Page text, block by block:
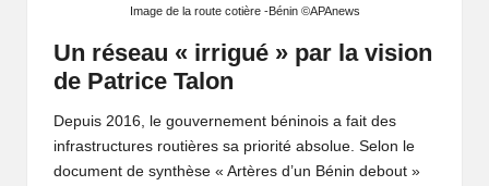
Image de la route cotière -Bénin ©APAnews
Un réseau « irrigué » par la vision
de Patrice Talon
Depuis 2016, le gouvernement béninois a fait des
infrastructures routières sa priorité absolue. Selon le
document de synthèse « Artères d’un Bénin debout »